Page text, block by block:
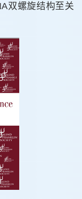
双螺旋结构至关